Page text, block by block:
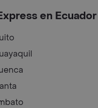
en Ecuador